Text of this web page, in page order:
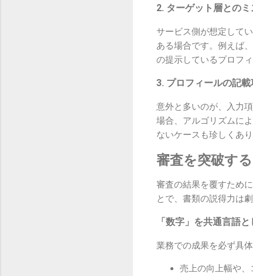
2. ターゲット層との
サービス側が想定して
ある場合です。例えば
の提示しているプロフ
3. プロフィールの記
意外と多いのが、入力
場合、アルゴリズムに
ないケースも珍しくあり
審査を突破す
審査の結果を覆すため
とで、書類の説得力は
「数字」を共通言語
業務での成果を必ず具
売上の向上幅や